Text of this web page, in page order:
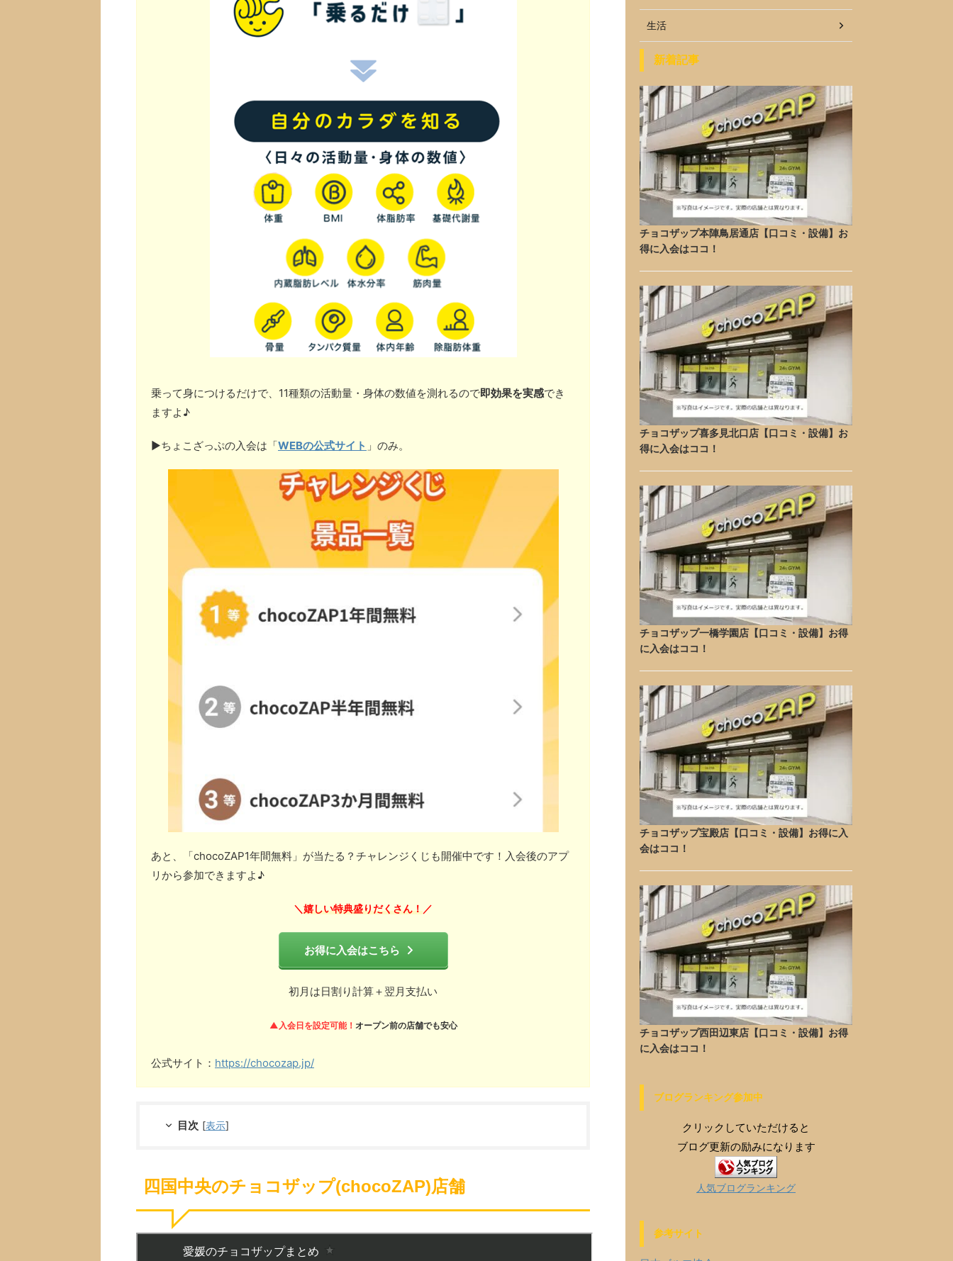
乗って身につけるだけで、11種類の活動量・身体の数値を測れるので即効果を実感でき
ますよ♪
▶︎ちょこざっぷの入会は「WEBの公式サイト 」のみ。
あと、「chocoZAP1年間無料」が当たる？チャレンジくじも開催中です！入会後のアプ
リから参加できますよ♪
＼ 嬉しい特典盛りだくさん！ ／
お得に入会はこちら
初月は日割り計算＋翌月支払い
▲入会日を設定可能！ オープン前の店舗でも安心
公式サイト： https://chocozap.jp/
目次 [表示]
四国中央のチョコザップ(chocoZAP)店舗
生活
新着記事
チョコザップ本陣鳥居通店【口コミ・設備】お
得に入会はココ！
チョコザップ喜多見北口店【口コミ・設備】お
得に入会はココ！
チョコザップ一橋学園店【口コミ・設備】お得
に入会はココ！
チョコザップ宝殿店【口コミ・設備】お得に入
会はココ！
チョコザップ西田辺東店【口コミ・設備】お得
に入会はココ！
ブログランキング参加中
クリックしていただけると
ブログ更新の励みになります
人気ブログランキング
参考サイト